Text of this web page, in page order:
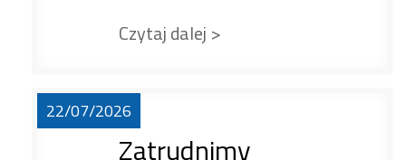
Czytaj dalej >
22/07/2026
Zatrudnimy